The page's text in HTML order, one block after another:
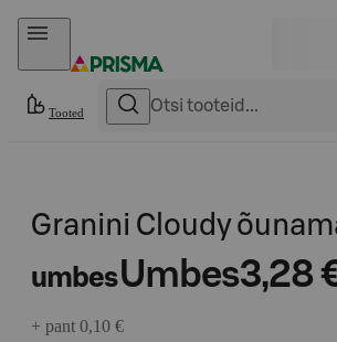
Otse sisu juurde
Tooted
Granini Cloudy
umbesUmbes3,28
+ pant 0,10 €